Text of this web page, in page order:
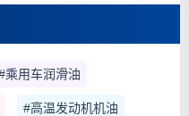
乘用车润滑油
#高温发动机机油